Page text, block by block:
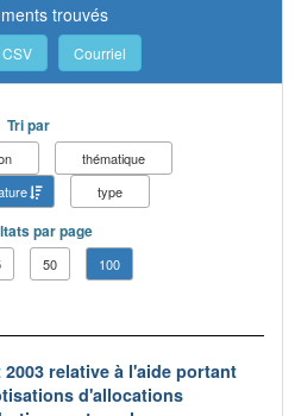
trouvés
CSV Courriel
Tri par
thématique
type
par page
50 100
relative à l'aide portant
d'allocations